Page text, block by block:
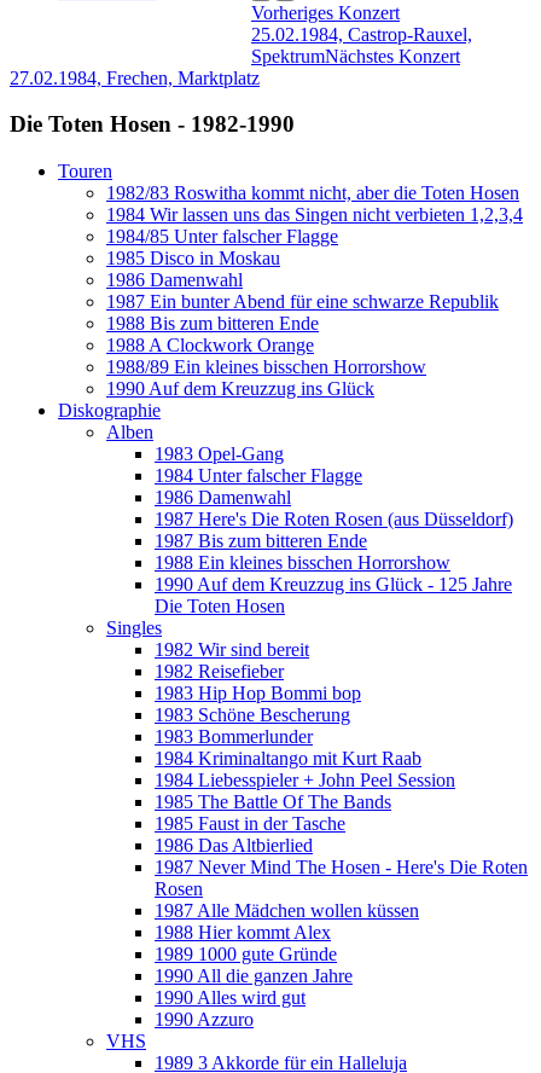
Vorheriges Konzert
25.02.1984, Castrop-Rauxel,
SpektrumNächstes Konzert
27.02.1984, Frechen, Marktplatz
Die Toten Hosen - 1982-1990
Touren
1982/83 Roswitha kommt nicht, aber die Toten Hosen
1984 Wir lassen uns das Singen nicht verbieten 1,2,3,4
1984/85 Unter falscher Flagge
1985 Disco in Moskau
1986 Damenwahl
1987 Ein bunter Abend für eine schwarze Republik
1988 Bis zum bitteren Ende
1988 A Clockwork Orange
1988/89 Ein kleines bisschen Horrorshow
1990 Auf dem Kreuzzug ins Glück
Diskographie
Alben
1983 Opel-Gang
1984 Unter falscher Flagge
1986 Damenwahl
1987 Here's Die Roten Rosen (aus Düsseldorf)
1987 Bis zum bitteren Ende
1988 Ein kleines bisschen Horrorshow
1990 Auf dem Kreuzzug ins Glück - 125 Jahre
Die Toten Hosen
Singles
1982 Wir sind bereit
1982 Reisefieber
1983 Hip Hop Bommi bop
1983 Schöne Bescherung
1983 Bommerlunder
1984 Kriminaltango mit Kurt Raab
1984 Liebesspieler + John Peel Session
1985 The Battle Of The Bands
1985 Faust in der Tasche
1986 Das Altbierlied
1987 Never Mind The Hosen - Here's Die Roten
Rosen
1987 Alle Mädchen wollen küssen
1988 Hier kommt Alex
1989 1000 gute Gründe
1990 All die ganzen Jahre
1990 Alles wird gut
1990 Azzuro
VHS
1989 3 Akkorde für ein Halleluja